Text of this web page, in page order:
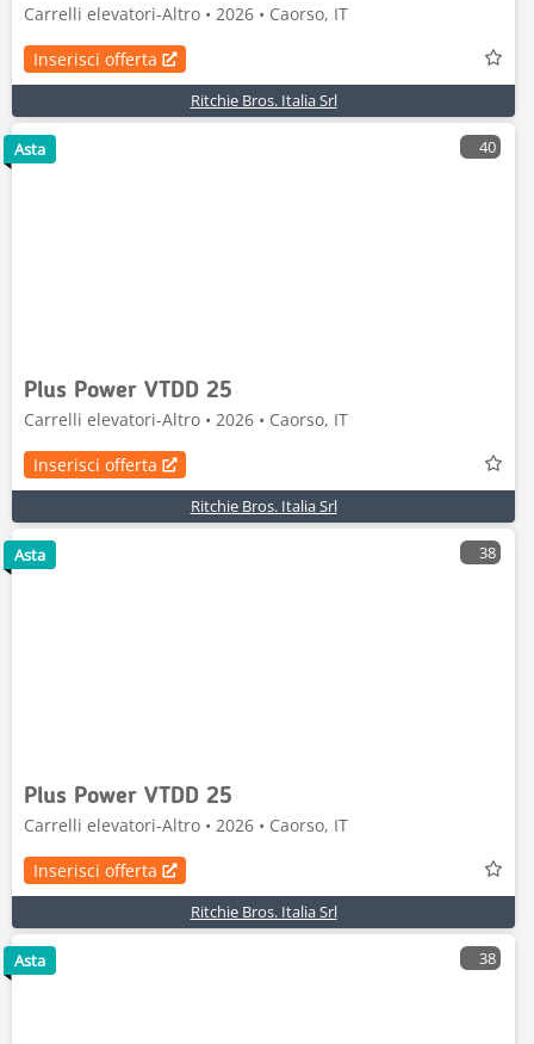
Carrelli elevatori-Altro • 2026 • Caorso, IT
Inserisci offerta
Ritchie Bros. Italia Srl
40
Plus Power VTDD 25
Carrelli elevatori-Altro • 2026 • Caorso, IT
Inserisci offerta
Ritchie Bros. Italia Srl
Asta
38
Plus Power VTDD 25
Carrelli elevatori-Altro • 2026 • Caorso, IT
Inserisci offerta
Ritchie Bros. Italia Srl
Asta
38
Asta